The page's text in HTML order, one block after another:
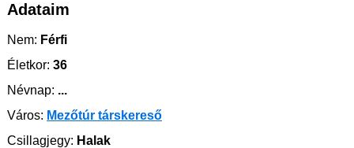
Adataim
Nem: Férfi
Életkor: 36
Névnap: ...
Város: Mezőtúr társkereső
Csillagjegy: Halak